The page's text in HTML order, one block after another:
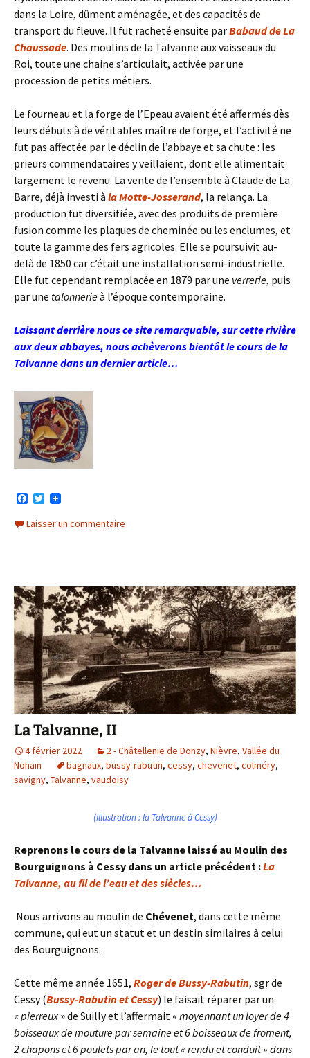
dans la Loire, dûment aménagée, et des capacités de
transport du fleuve. Il fut racheté ensuite parBabaud de La
Chaussade. Des moulins de la Talvanne aux vaisseaux du
Roi, toute une chaine s’articulait, activée par une
procession de petits métiers.
Le fourneau et la forge de l’Epeau avaient été affermés dès
leurs débuts à de véritables maître de forge, et l’activité ne
fut pas affectée par le déclin de l’abbaye et sa chute : les
prieurs commendataires y veillaient, dont elle alimentait
largement le revenu. La vente de l’ensemble à Claude de La
Barre, déjà investi à la Motte-Josserand, la relança. La
production fut diversifiée, avec des produits de première
fusion comme les plaques de cheminée ou les enclumes, et
toute la gamme des fers agricoles. Elle se poursuivit au-
delà de 1850 car c’était une installation semi-industrielle.
Elle fut cependant remplacée en 1879 par une verrerie, puis
par une talonnerieà l’époque contemporaine.
Laissant derrière nous ce site remarquable, sur cette rivière
aux deux abbayes, nous achèverons bientôt le cours de la
Talvanne dans un dernier article…
c
e
T
i
t
Laisser un commentaire
La Talvanne, II
4 février 2022 2 - Châtellenie de Donzy, Nièvre, Vallée du
Nohain
bagnaux, bussy-rabutin, cessy, chevenet, colméry,
savigny, Talvanne, vaudoisy
(Illustration : la Talvanne à Cessy)
Reprenons le cours de la Talvanne laissé au Moulin des
Bourguignons à Cessy dans un article précédent :La
Talvanne, au fil de l’eau et des siècles…
Nous arrivons au moulin de Chévenet, dans cette même
commune, qui eut un statut et un destin similaires à celui
des Bourguignons.
Cette même année 1651, Roger de Bussy-Rabutin, sgr de
Cessy (Bussy-Rabutin et Cessy) le faisait réparer par un
« pierreux» de Suilly et l’affermait « moyennant un loyer de 4
boisseaux de mouture par semaine et 6 boisseaux de froment,
2 chapons et 6 poulets par an, le tout « rendu et conduit » dans